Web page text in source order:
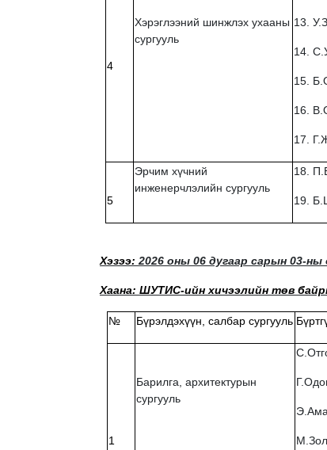
4
Хэрэглээний шинжлэх ухааны
сургууль
13.
14.
15.
16.
17.
5
Эрчим хүчний
инженерчлэлийн сургууль
18.
19.
Хэзээ: 2026 оны 06 дугаар сарын 03-ны
Хаана: ШУТИС-ийн хичээлийн төв
№ Бүрэлдэхүүн, салбар сургууль
1
Барилга, архитектурын
сургууль